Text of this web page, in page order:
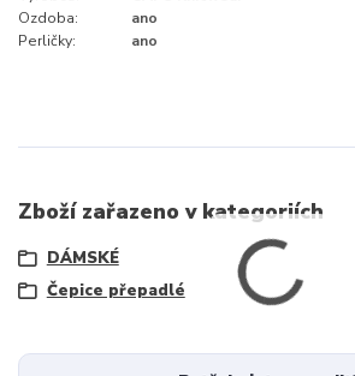
Ozdoba:
ano
Perličky:
ano
Zboží zařazeno v kategoriích
DÁMSKÉ
Čepice přepadlé